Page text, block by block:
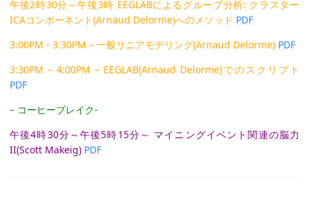
午後2時30分～午後3時 EEGLABによるグループ分析: クラスター
ICAコンポーネント(Arnaud Delorme)へのメソッド PDF
3:00PM - 3:30PM – 一般リニアモデリング(Arnaud Delorme) PDF
3:30PM – 4:00PM – EEGLAB(Arnaud Delorme)でのスクリプト
PDF
– コーヒーブレイク-
午後4時30分～午後5時15分～ マイニングイベント関連の脳力
II(Scott Makeig) PDF